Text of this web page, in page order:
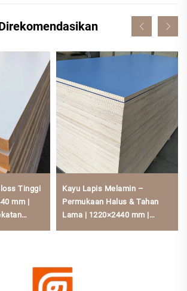
Tinggi
mm |
Kayu Lapis Melamin –
Permukaan Halus & Tahan
Lama | 1220×2440 mm |
Perabot